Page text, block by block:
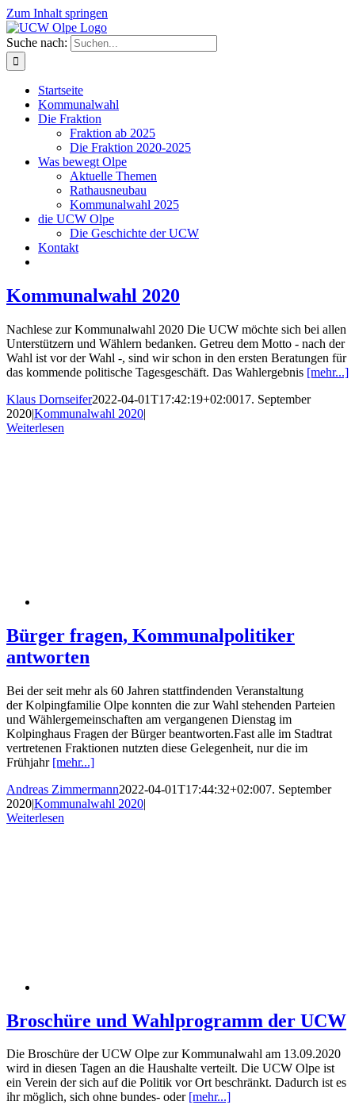
Zum Inhalt springen
Suche nach:
Startseite
Kommunalwahl
Die Fraktion
Fraktion ab 2025
Die Fraktion 2020-2025
Was bewegt Olpe
Aktuelle Themen
Rathausneubau
Kommunalwahl 2025
die UCW Olpe
Die Geschichte der UCW
Kontakt
Kommunalwahl 2020
Nachlese zur Kommunalwahl 2020 Die UCW möchte sich bei allen
Unterstützern und Wählern bedanken. Getreu dem Motto - nach der
Wahl ist vor der Wahl -, sind wir schon in den ersten Beratungen für
das kommende politische Tagesgeschäft. Das Wahlergebnis [mehr...]
Klaus Dornseifer2022-04-01T17:42:19+02:0017. September
2020|Kommunalwahl 2020|
Weiterlesen
Bürger fragen, Kommunalpolitiker
antworten
Bei der seit mehr als 60 Jahren stattfindenden Veranstaltung
der Kolpingfamilie Olpe konnten die zur Wahl stehenden Parteien
und Wählergemeinschaften am vergangenen Dienstag im
Kolpinghaus Fragen der Bürger beantworten.Fast alle im Stadtrat
vertretenen Fraktionen nutzten diese Gelegenheit, nur die im
Frühjahr [mehr...]
Andreas Zimmermann2022-04-01T17:44:32+02:007. September
2020|Kommunalwahl 2020|
Weiterlesen
Broschüre und Wahlprogramm der UCW
Die Broschüre der UCW Olpe zur Kommunalwahl am 13.09.2020
wird in diesen Tagen an die Haushalte verteilt. Die UCW Olpe ist
ein Verein der sich auf die Politik vor Ort beschränkt. Dadurch ist es
ihr möglich, sich ohne bundes- oder [mehr...]